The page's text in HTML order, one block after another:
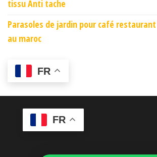
tissu Anti tache
Parasoles de jardin pour café
au maroc
FR
FR